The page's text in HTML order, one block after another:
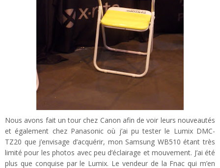
Nous avons fait un tour chez Canon afin de voir leurs nouveautés
et également chez Panasonic où j’ai pu tester le Lumix DMC-
TZ20 que j’envisage d’acquérir, mon Samsung WB510 étant très
limité pour les photos avec peu d’éclairage et mouvement. J’ai été
plus que conquise par le Lumix. Le vendeur de la Fnac qui m’en